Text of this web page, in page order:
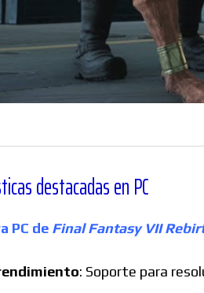
destacadas en PC
PC de Final Fantasy VII
: Soporte para